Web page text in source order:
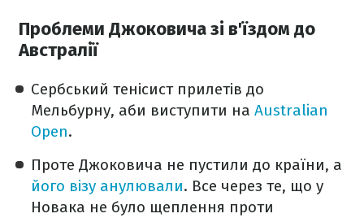
Проблеми Джоковича зі в'їздом до
Австралії
Сербський тенісист прилетів до
Мельбурну, аби виступити на Australian
Open.
Проте Джоковича не пустили до країни, а
його візу анулювали. Все через те, що у
Новака не було щеплення проти